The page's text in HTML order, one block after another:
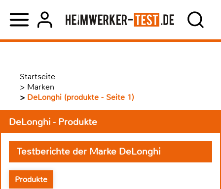
Startseite
> Marken
> DeLonghi (produkte - Seite 1)
DeLonghi - Produkte
Testberichte der Marke DeLonghi
Produkte